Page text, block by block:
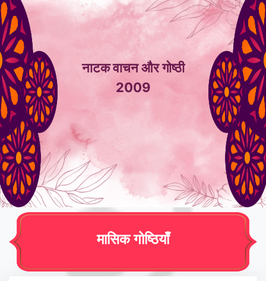
नाटक वाचन और गोष्ठी
2009
मासिक गोष्ठियाँ